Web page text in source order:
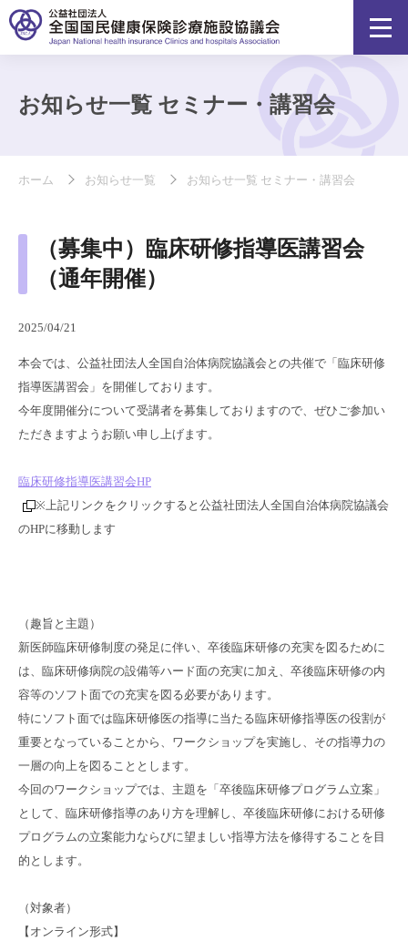
お知らせ一覧 セミナー・講習会
ホーム お知らせ一覧 お知らせ一覧 セミナー・講習会
（募集中）臨床研修指導医講習会
（通年開催）
2025/04/21
本会では、公益社団法人全国自治体病院協議会との共催で「臨床研修
指導医講習会」を開催しております。
今年度開催分について受講者を募集しておりますので、ぜひご参加い
ただきますようお願い申し上げます。
臨床研修指導医講習会HP
※上記リンクをクリックすると公益社団法人全国自治体病院協議会
のHPに移動します
（趣旨と主題）
新医師臨床研修制度の発足に伴い、卒後臨床研修の充実を図るために
は、臨床研修病院の設備等ハード面の充実に加え、卒後臨床研修の内
容等のソフト面での充実を図る必要があります。
特にソフト面では臨床研修医の指導に当たる臨床研修指導医の役割が
重要となっていることから、ワークショップを実施し、その指導力の
一層の向上を図ることとします。
今回のワークショップでは、主題を「卒後臨床研修プログラム立案」
として、臨床研修指導のあり方を理解し、卒後臨床研修における研修
プログラムの立案能力ならびに望ましい指導方法を修得することを目
的とします。
（対象者）
【オンライン形式】